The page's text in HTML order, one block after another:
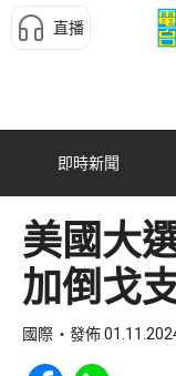
直播
即時新聞
美國大
加倒戈
國際 發佈
Share to Facebook
Share to